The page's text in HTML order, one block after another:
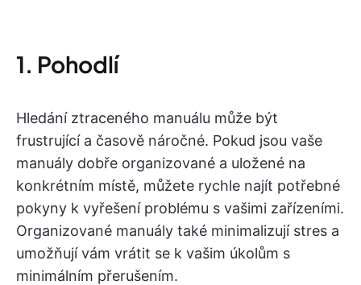
1. Pohodlí
Hledání ztraceného manuálu může být
frustrující a časově náročné. Pokud jsou vaše
manuály dobře organizované a uložené na
konkrétním místě, můžete rychle najít potřebné
pokyny k vyřešení problému s vašimi zařízeními.
Organizované manuály také minimalizují stres a
umožňují vám vrátit se k vašim úkolům s
minimálním přerušením.